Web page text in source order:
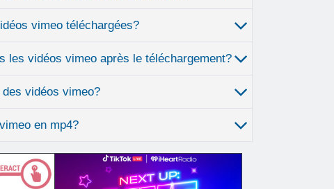
vimeo téléchargées?
les vidéos vimeo après le téléchargement?
vidéos vimeo?
en mp4?